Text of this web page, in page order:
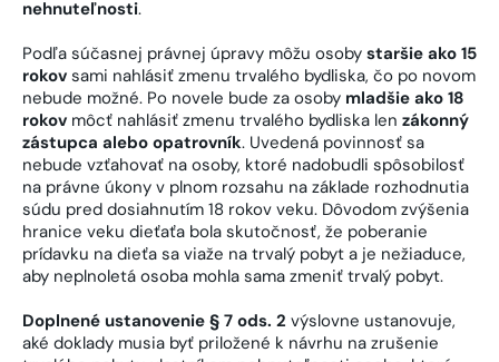
nehnuteľnosti.
Podľa súčasnej právnej úpravy môžu osoby staršie ako 15
rokov sami nahlásiť zmenu trvalého bydliska, čo po novom
nebude možné. Po novele bude za osoby mladšie ako 18
rokov môcť nahlásiť zmenu trvalého bydliska len zákonný
zástupca alebo opatrovník. Uvedená povinnosť sa
nebude vzťahovať na osoby, ktoré nadobudli spôsobilosť
na právne úkony v plnom rozsahu na základe rozhodnutia
súdu pred dosiahnutím 18 rokov veku. Dôvodom zvýšenia
hranice veku dieťaťa bola skutočnosť, že poberanie
prídavku na dieťa sa viaže na trvalý pobyt a je nežiaduce,
aby neplnoletá osoba mohla sama zmeniť trvalý pobyt.
Doplnené ustanovenie § 7 ods. 2 výslovne ustanovuje,
aké doklady musia byť priložené k návrhu na zrušenie